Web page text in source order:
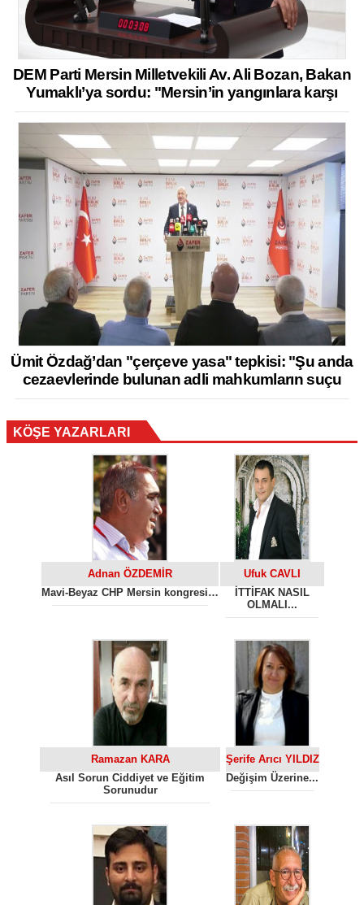
DEM Parti Mersin Milletvekili Av. Ali Bozan, Bakan
Yumaklı’ya sordu: "Mersin’in yangınlara karşı
Ümit Özdağ’dan "çerçeve yasa" tepkisi: "Şu anda
cezaevlerinde bulunan adli mahkumların suçu
KÖŞE YAZARLARI
Adnan ÖZDEMİR
Mavi-Beyaz CHP Mersin kongresi…
Ufuk CAVLI
İTTİFAK NASIL
OLMALI...
Ramazan KARA
Asıl Sorun Ciddiyet ve Eğitim
Sorunudur
Şerife Arıcı YILDIZ
Değişim Üzerine...